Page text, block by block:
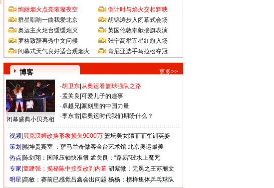
绚丽烟火点亮璀璨夜空
群星唱响一曲我爱北京
奥运主火炬台缓缓熄灭
罗格致辞再秀中文问候
闭幕式天气良好适合观烟火
倒计时与焰火交相辉映
胡锦涛步入闭幕式会场
英国伦敦奉献接旗表演
张宁高举五星红旗入场
肯尼亚选手马拉松夺冠
博客 更多>>
闭幕盛典小贝亮相
·胡卫东 从奥运看篮球强队之路
·孟关良 可爱儿子的趣事
·卓越兄 篆刻里的中国力量
·李东雷 后奥运时代我们期盼什么？
视频| 贝克汉姆改换形象损失9000万 篮坛美女隋菲菲军训英姿
策划| 熙坤贵宾室 ：萨马兰奇做客金台艺术馆 北京奥运最美
热点| 陈剑翔：国球压轴快准很 孟关良：“路易”破水上魔咒
专家| 童建强：揭秘陈中接受改判内幕 胡紫微：无冕之王苏丽文
明星| 高敏：赛前已感觉吕鑫会出问题 杨杨：榜样集体乒乓球队